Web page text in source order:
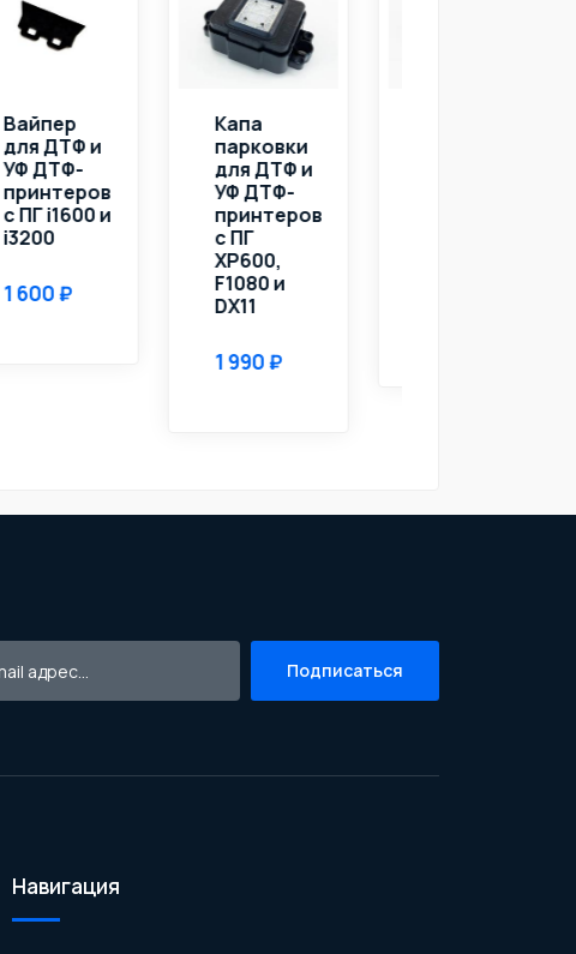
Капа
парковки
для ДТФ и
УФ ДТФ-
принтеров
с ПГ
F1080 и
DX11
Капа
парковки
для ДТФ и
УФ ДТФ-
принтеров
с ПГ i1600 и
i3200
4 700
Подписаться
Навигация